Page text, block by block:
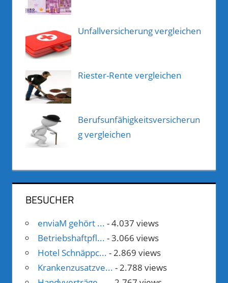
Unfallversicherung vergleichen
Riester-Rente vergleichen
Berufsunfähigkeitsversicherun
g vergleichen
BESUCHER
enviaM gehört ... - 4.037 views
Betriebshaftpfl... - 3.066 views
Hotel Schnäppc... - 2.869 views
Krankenzusatzve... - 2.788 views